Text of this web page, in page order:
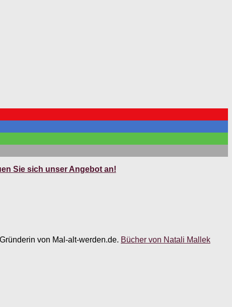
Sie sich unser Angebot an!
von Mal-alt-werden.de. Bücher von Natali Mallek